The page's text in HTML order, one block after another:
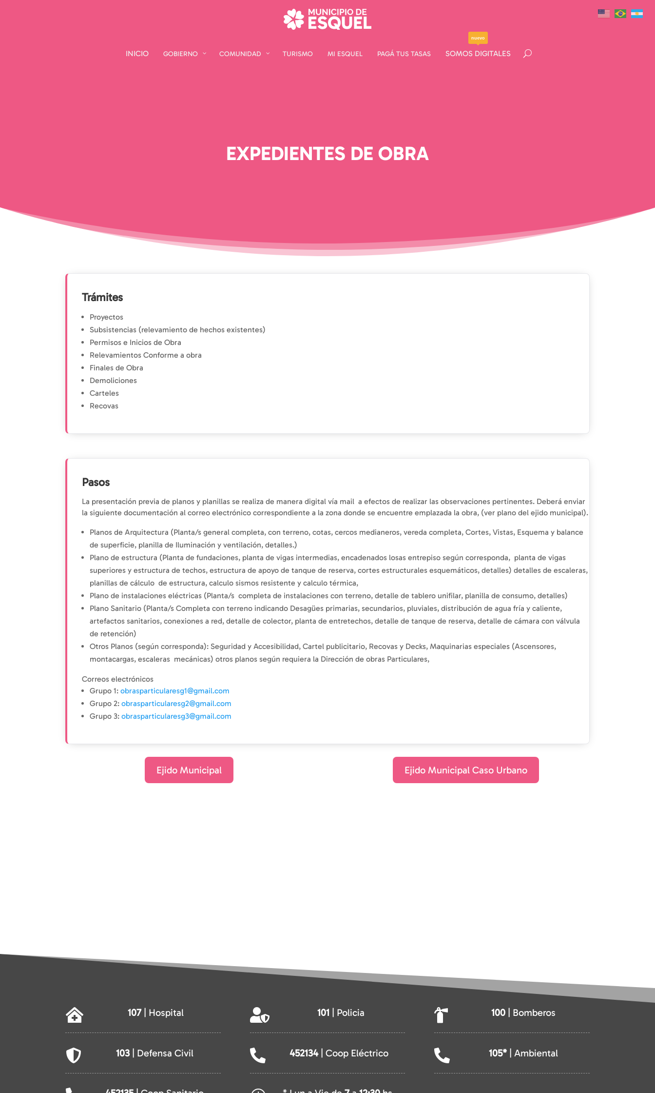
INICIO GOBIERNO COMUNIDAD TURISMO MI ESQUEL PAGÁ TUS TASAS SOMOS DIGITALES
nuevo
INICIO GOBIERNO COMUNIDAD TURISMO MI ESQUEL PAGÁ TUS TASAS SOMOS DIGITALES
nuevo
EXPEDIENTES DE OBRA
Trámites
Proyectos
Subsistencias (relevamiento de hechos existentes)
Permisos e Inicios de Obra
Relevamientos Conforme a obra
Finales de Obra
Demoliciones
Carteles
Recovas
Pasos
La presentación previa de planos y planillas se realiza de manera digital vía mail a efectos de realizar las observaciones pertinentes. Deberá enviar
la siguiente documentación al correo electrónico correspondiente a la zona donde se encuentre emplazada la obra, (ver plano del ejido municipal).
Planos de Arquitectura (Planta/s general completa, con terreno, cotas, cercos medianeros, vereda completa, Cortes, Vistas, Esquema y balance
de superficie, planilla de Iluminación y ventilación, detalles.)
Plano de estructura (Planta de fundaciones, planta de vigas intermedias, encadenados losas entrepiso según corresponda, planta de vigas
superiores y estructura de techos, estructura de apoyo de tanque de reserva, cortes estructurales esquemáticos, detalles) detalles de escaleras,
planillas de cálculo de estructura, calculo sismos resistente y calculo térmica,
Plano de instalaciones eléctricas (Planta/s completa de instalaciones con terreno, detalle de tablero unifilar, planilla de consumo, detalles)
Plano Sanitario (Planta/s Completa con terreno indicando Desagües primarias, secundarios, pluviales, distribución de agua fría y caliente,
artefactos sanitarios, conexiones a red, detalle de colector, planta de entretechos, detalle de tanque de reserva, detalle de cámara con válvula
de retención)
Otros Planos (según corresponda): Seguridad y Accesibilidad, Cartel publicitario, Recovas y Decks, Maquinarias especiales (Ascensores,
montacargas, escaleras mecánicas) otros planos según requiera la Dirección de obras Particulares,
Correos electrónicos
Grupo 1:obrasparticularesg1@gmail.com
Grupo 2:obrasparticularesg2@gmail.com
Grupo 3:obrasparticularesg3@gmail.com
Ejido Municipal Ejido Municipal Caso Urbano
 107| Hospital
 103| Defensa Civil
 101 | Policia
 452134| Coop Eléctrico
 100| Bomberos
 105*| Ambiental